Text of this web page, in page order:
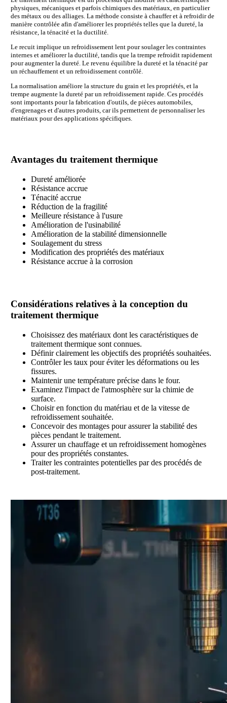
physiques, mécaniques et parfois chimiques des matériaux, en particulier
des métaux ou des alliages. La méthode consiste à chauffer et à refroidir de
manière contrôlée afin d'améliorer les propriétés telles que la dureté, la
résistance, la ténacité et la ductilité.
Le recuit implique un refroidissement lent pour soulager les contraintes
internes et améliorer la ductilité, tandis que la trempe refroidit rapidement
pour augmenter la dureté. Le revenu équilibre la dureté et la ténacité par
un réchauffement et un refroidissement contrôlé.
La normalisation améliore la structure du grain et les propriétés, et la
trempe augmente la dureté par un refroidissement rapide. Ces procédés
sont importants pour la fabrication d'outils, de pièces automobiles,
d'engrenages et d'autres produits, car ils permettent de personnaliser les
matériaux pour des applications spécifiques.
Avantages du traitement thermique
Dureté améliorée
Résistance accrue
Ténacité accrue
Réduction de la fragilité
Meilleure résistance à l'usure
Amélioration de l'usinabilité
Amélioration de la stabilité dimensionnelle
Soulagement du stress
Modification des propriétés des matériaux
Résistance accrue à la corrosion
Considérations relatives à la conception du
traitement thermique
Choisissez des matériaux dont les caractéristiques de
traitement thermique sont connues.
Définir clairement les objectifs des propriétés souhaitées.
Contrôler les taux pour éviter les déformations ou les
fissures.
Maintenir une température précise dans le four.
Examinez l'impact de l'atmosphère sur la chimie de
surface.
Choisir en fonction du matériau et de la vitesse de
refroidissement souhaitée.
Concevoir des montages pour assurer la stabilité des
pièces pendant le traitement.
Assurer un chauffage et un refroidissement homogènes
pour des propriétés constantes.
Traiter les contraintes potentielles par des procédés de
post-traitement.